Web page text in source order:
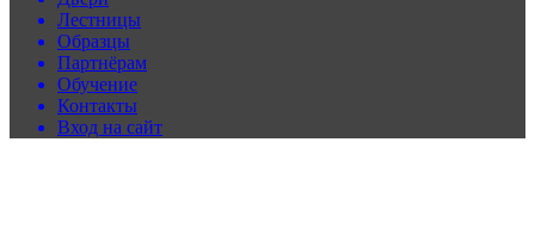
Лестницы
Образцы
Партнёрам
Обучение
Контакты
Вход на сайт